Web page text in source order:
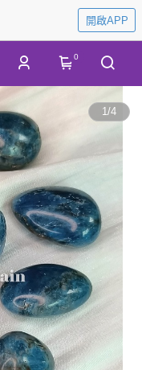
開啟APP
0
1/4